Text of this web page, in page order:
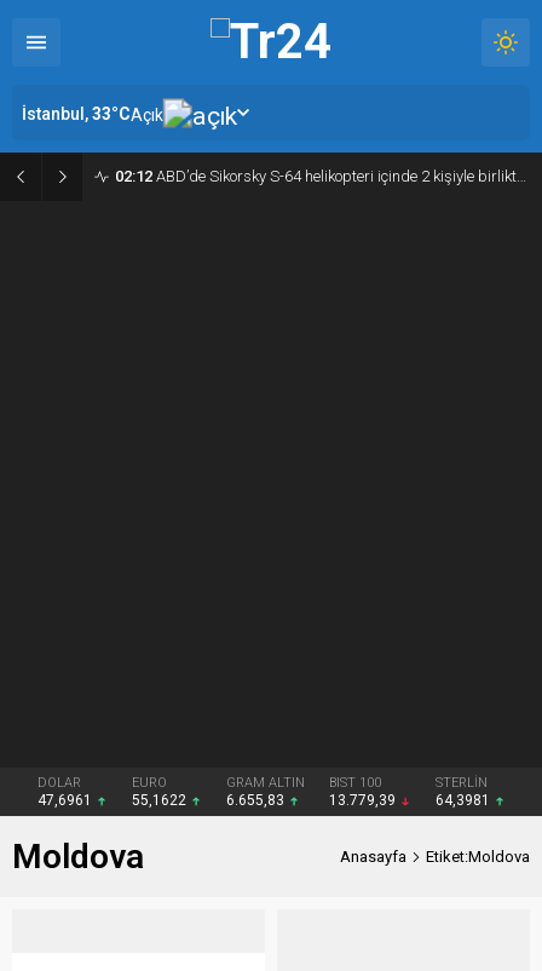
02:12 ABD’de Sikorsky S-64 helikopteri içinde 2 kişiyle birlikte düştü
DOLAR
47,6961
EURO
55,1622
GRAM ALTIN
6.655,83
BIST 100
13.779,39
STERLİN
64,3981
İstanbul,33°CAçık
Moldova Anasayfa Etiket:Moldova